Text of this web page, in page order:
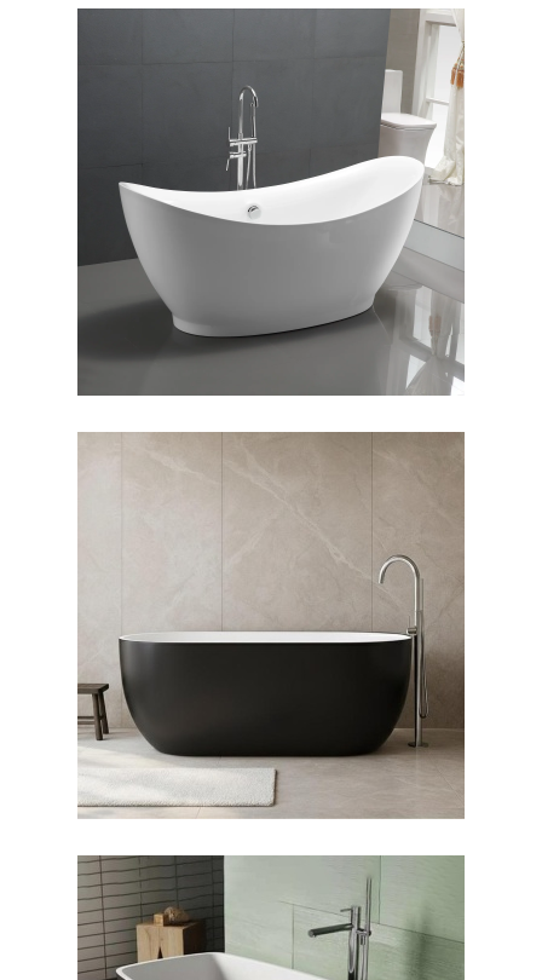
وان فری استندینگ سولانا
وان فری استندینگ لونا بیرون
مشکی